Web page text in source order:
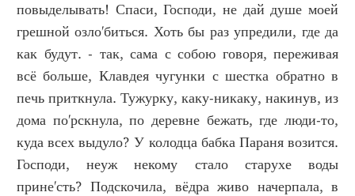
повыделывать! Спаси, Господи, не дай душе моей
грешной озло'биться. Хоть бы раз упредили, где да
как будут. - так, сама с собою говоря, переживая
всё больше, Клавдея чугунки с шестка обратно в
печь приткнула. Тужурку, каку-никаку, накинув, из
дома по'рскнула, по деревне бежать, где люди-то,
куда всех выдуло? У колодца бабка Параня возится.
Господи, неуж некому стало старухе воды
прине'сть? Подскочила, вёдра живо начерпала, в